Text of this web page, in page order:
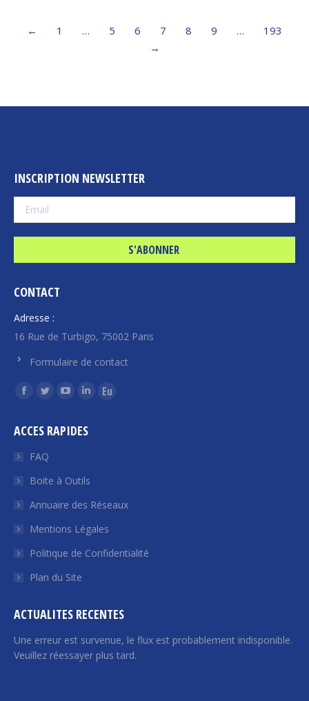
← 1 … 5 6 7 8 9 …
193
→
INSCRIPTION NEWSLETTER
CONTACT
Adresse :
16 Rue de Turbigo, 75002 Paris
Formulaire de contact
Trouvez nous sur :
La
Facebook
s'ouvre
une
nouvelle
fenêtre
La
Twitter
s'ouvre
une
nouvelle
fenêtre
La
YouTube
une
nouvelle
fenêtre
La
LinkedIn
une
nouvelle
fenêtre
La
nouvelle
fenêtre
ACCES RAPIDES
FAQ
Boite à Outils
Annuaire des Réseaux
Mentions Légales
Politique de Confidentialité
Plan du Site
ACTUALITES RECENTES
Une erreur est survenue, le flux est probablement indisponible.
Veuillez réessayer plus tard.